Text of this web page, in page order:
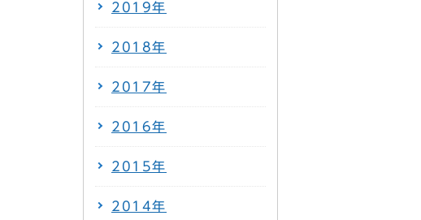
2019年
2018年
2017年
2016年
2015年
2014年